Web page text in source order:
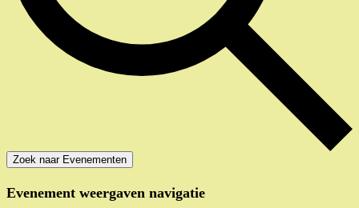
Zoek naar Evenementen
Evenement weergaven navigatie